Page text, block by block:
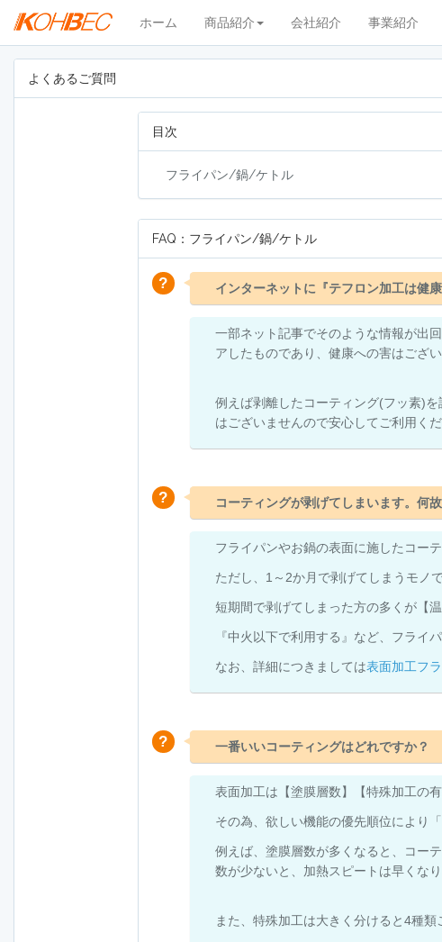
ホーム 商品紹介 会社紹介 事業紹介
よくあるご質問
目次
フライパン/鍋/ケトル
FAQ：フライパン/鍋/ケトル
インターネットに『テフロン加工は健
一部ネット記事でそのような情報が出
アしたものであり、健康への害はござい
例えば剥離したコーティング(フッ素)
はございませんので安心してご利用くだ
コーティングが剥げてしまいます。何
フライパンやお鍋の表面に施したコー
ただし、1～2か月で剥げてしまうモノ
短期間で剥げてしまった方の多くが【
『中火以下で利用する』など、フライ
なお、詳細につきましては表面加工フ
一番いいコーティングはどれですか？
表面加工は【塗膜層数】【特殊加工の
その為、欲しい機能の優先順位により
例えば、塗膜層数が多くなると、コー
数が少ないと、加熱スピートは早くな
また、特殊加工は大きく分けると4種類